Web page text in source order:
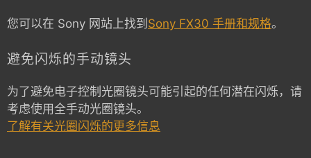
您可以在 Sony 网站上找到 Sony FX30 手册和规格。
避免闪烁的手动镜头
为了避免电子控制光圈镜头可能引起的任何潜在闪烁，请
考虑使用全手动光圈镜头。
了解有关光圈闪烁的更多信息